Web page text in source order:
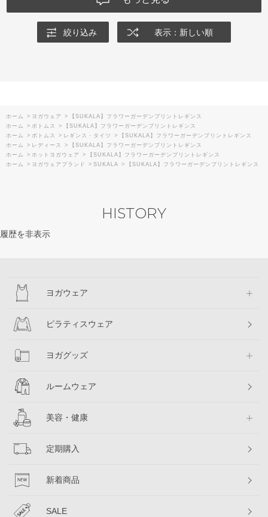
絞り込み 表示：新しい順
ホーム > ヨガウェア >
【SUKALA】フラワーガーデンプリントレギンス
ホーム
> ボトムス >
【SUKALA】フラワーガーデンプリントレギンス
ホーム
> ボトムス > レギンス・タイツ >
【SUKALA】フラワーガーデンプリントレギンス
ホーム
> レディース >
【SUKALA】フラワーガーデンプリントレギンス
ホーム
> ホットヨガウェア >
【SUKALA】フラワーガーデンプリントレギンス
ホーム
> ヨガウェアブランド > SUKALA > 【SUKALA】フラワーガーデンプリントレギンス
HISTORY
履歴を非表示
ヨガウェア
ピラティスウェア
ヨガグッズ
ルームウェア
美容・健康
定期購入
新着商品
SALE